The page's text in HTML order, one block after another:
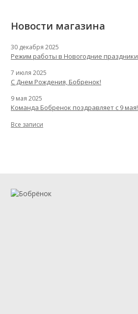
Новости магазина
30 декабря 2025
Режим работы в Новогодние праздники
7 июля 2025
С Днем Рождения, Бобренок!
9 мая 2025
Команда Бобренок поздравляет с 9 мая!
Все записи